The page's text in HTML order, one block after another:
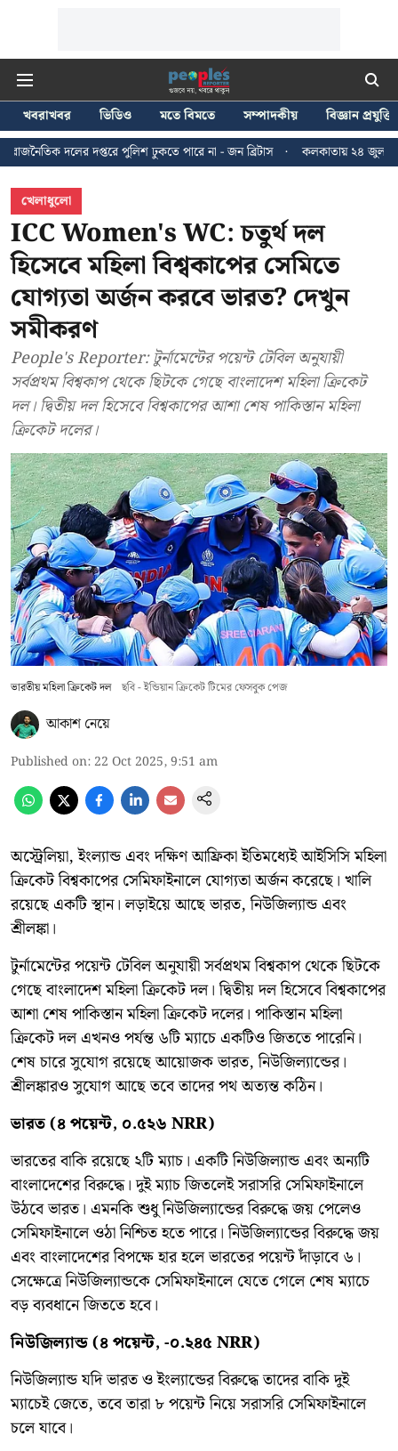
খবরাখবর ভিডিও মতে বিমতে সম্পাদকীয়
বিজ্ঞান প্রযুক্তি
পুলিশ ঢুকতে পারে না - জন ব্রিটাস
কলকাতায় ২৪ জুলাইয়ের মিছিলে
খেলাধুলো
ICC Women's WC: চতুর্থ দল
হিসেবে মহিলা বিশ্বকাপের সেমিতে
যোগ্যতা অর্জন করবে ভারত? দেখুন
সমীকরণ
People's Reporter: টুর্নামেন্টের পয়েন্ট টেবিল অনুযায়ী
সর্বপ্রথম বিশ্বকাপ থেকে ছিটকে গেছে বাংলাদেশ মহিলা ক্রিকেট
দল। দ্বিতীয় দল হিসেবে বিশ্বকাপের আশা শেষ পাকিস্তান মহিলা
ক্রিকেট দলের।
ভারতীয় মহিলা ক্রিকেট দল ছবি - ইন্ডিয়ান ক্রিকেট টিমের ফেসবুক পেজ
আকাশ নেয়ে
Published on: 22 Oct 2025, 9:51 am
অস্ট্রেলিয়া, ইংল্যান্ড এবং দক্ষিণ আফ্রিকা ইতিমধ্যেই আইসিসি মহিলা
ক্রিকেট বিশ্বকাপের সেমিফাইনালে যোগ্যতা অর্জন করেছে। খালি
রয়েছে একটি স্থান। লড়াইয়ে আছে ভারত, নিউজিল্যান্ড এবং
শ্রীলঙ্কা।
টুর্নামেন্টের পয়েন্ট টেবিল অনুযায়ী সর্বপ্রথম বিশ্বকাপ থেকে ছিটকে
গেছে বাংলাদেশ মহিলা ক্রিকেট দল। দ্বিতীয় দল হিসেবে বিশ্বকাপের
আশা শেষ পাকিস্তান মহিলা ক্রিকেট দলের। পাকিস্তান মহিলা
ক্রিকেট দল এখনও পর্যন্ত ৬টি ম্যাচে একটিও জিততে পারেনি।
শেষ চারে সুযোগ রয়েছে আয়োজক ভারত, নিউজিল্যান্ডের।
শ্রীলঙ্কারও সুযোগ আছে তবে তাদের পথ অত্যন্ত কঠিন।
ভারত (৪ পয়েন্ট, ০.৫২৬ NRR)
ভারতের বাকি রয়েছে ২টি ম্যাচ। একটি নিউজিল্যান্ড এবং অন্যটি
বাংলাদেশের বিরুদ্ধে। দুই ম্যাচ জিতলেই সরাসরি সেমিফাইনালে
উঠবে ভারত। এমনকি শুধু নিউজিল্যান্ডের বিরুদ্ধে জয় পেলেও
সেমিফাইনালে ওঠা নিশ্চিত হতে পারে। নিউজিল্যান্ডের বিরুদ্ধে জয়
এবং বাংলাদেশের বিপক্ষে হার হলে ভারতের পয়েন্ট দাঁড়াবে ৬।
সেক্ষেত্রে নিউজিল্যান্ডকে সেমিফাইনালে যেতে গেলে শেষ ম্যাচে
বড় ব্যবধানে জিততে হবে।
নিউজিল্যান্ড (৪ পয়েন্ট, -০.২৪৫ NRR)
নিউজিল্যান্ড যদি ভারত ও ইংল্যান্ডের বিরুদ্ধে তাদের বাকি দুই
ম্যাচেই জেতে, তবে তারা ৮ পয়েন্ট নিয়ে সরাসরি সেমিফাইনালে
চলে যাবে।